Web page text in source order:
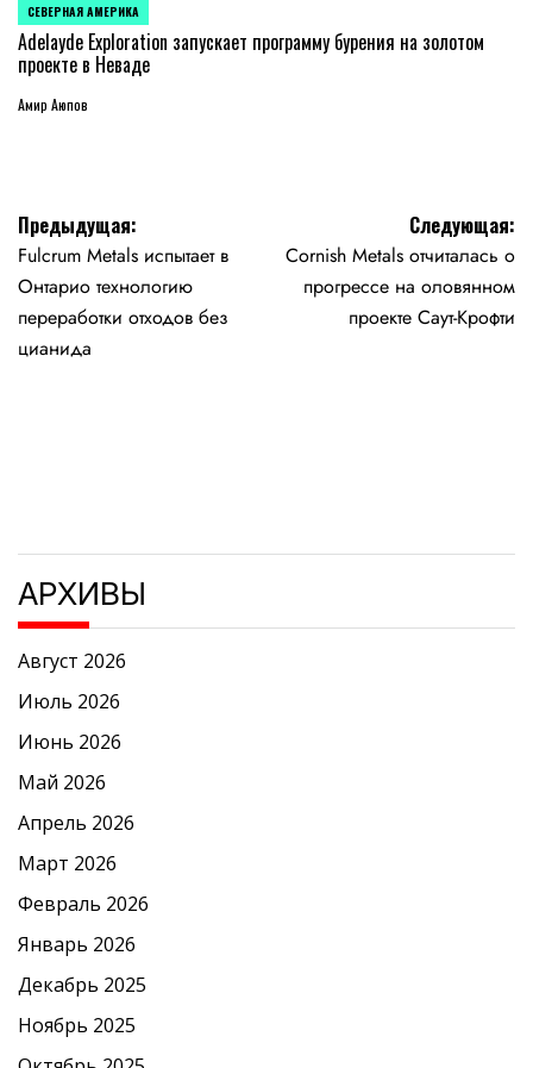
ОПУБЛИКОВАНО
В
СЕВЕРНАЯ АМЕРИКА
Adelayde Exploration запускает программу бурения на золотом
проекте в Неваде
Амир Аюпов
Навигация
по
записям
Предыдущая:
Fulcrum Metals испытает в
Онтарио технологию
переработки отходов без
цианида
Следующая:
Cornish Metals отчиталась о
прогрессе на оловянном
проекте Саут-Крофти
АРХИВЫ
Август 2026
Июль 2026
Июнь 2026
Май 2026
Апрель 2026
Март 2026
Февраль 2026
Январь 2026
Декабрь 2025
Ноябрь 2025